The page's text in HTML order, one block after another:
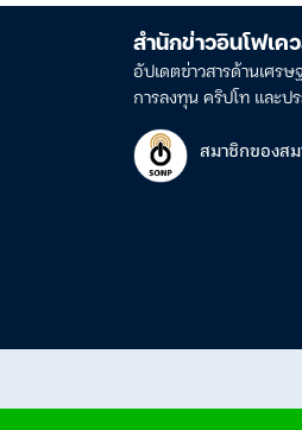
สำนักข่าวอินโฟเค
อัปเดตข่าวสารด้านเศร
การลงทุน คริปโท และป
สมาชิกของส